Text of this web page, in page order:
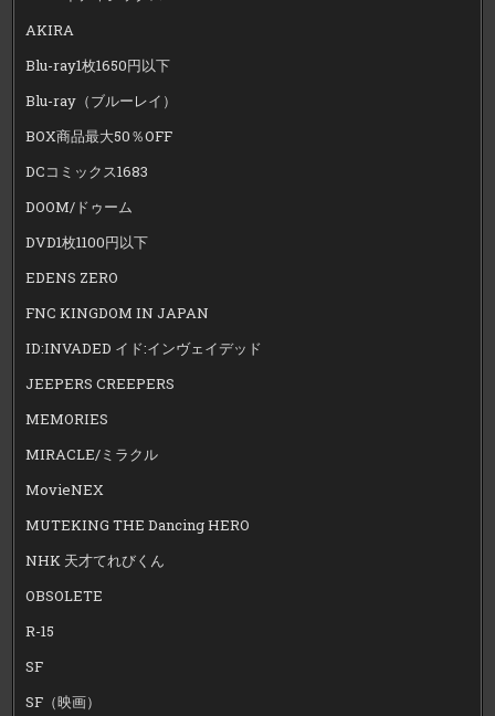
AKIRA
Blu-ray1枚1650円以下
Blu-ray（ブルーレイ）
BOX商品最大50％OFF
DCコミックス1683
DOOM/ドゥーム
DVD1枚1100円以下
EDENS ZERO
FNC KINGDOM IN JAPAN
ID:INVADED イド:インヴェイデッド
JEEPERS CREEPERS
MEMORIES
MIRACLE/ミラクル
MovieNEX
MUTEKING THE Dancing HERO
NHK 天才てれびくん
OBSOLETE
R-15
SF
SF（映画）